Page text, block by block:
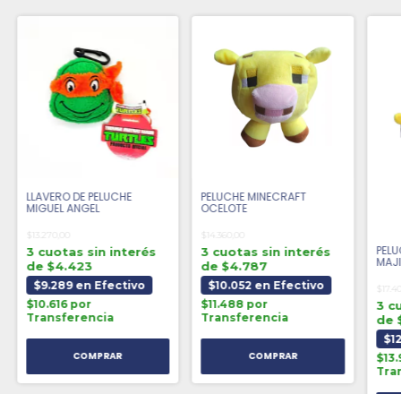
LLAVERO DE PELUCHE
MIGUEL ANGEL
$13.270,00
3 cuotas sin interés
de $4.423
$9.289 en Efectivo
$10.616 por
Transferencia
PELUCHE MINECRAFT
OCELOTE
$14.360,00
3 cuotas sin interés
de $4.787
$10.052 en Efectivo
$11.488 por
Transferencia
3
de